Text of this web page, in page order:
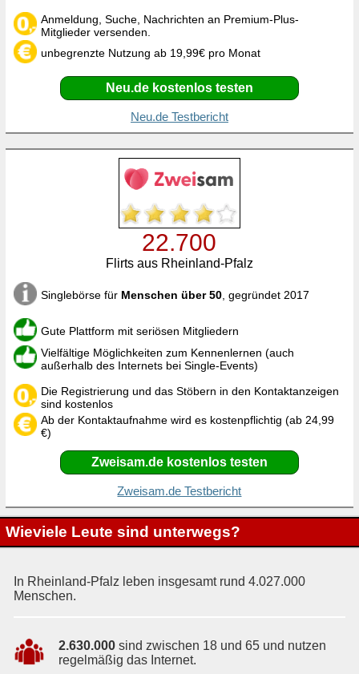
Anmeldung, Suche, Nachrichten an Premium-Plus-
Mitglieder versenden.
unbegrenzte Nutzung ab 19,99€ pro Monat
Neu.de kostenlos testen
Neu.de Testbericht
22.700
Flirts aus Rheinland-Pfalz
Singlebörse für Menschen über 50 , gegründet 2017
Gute Plattform mit seriösen Mitgliedern
Vielfältige Möglichkeiten zum Kennenlernen (auch
außerhalb des Internets bei Single-Events)
Die Registrierung und das Stöbern in den Kontaktanzeigen
sind kostenlos
Ab der Kontaktaufnahme wird es kostenpflichtig (ab 24,99
€)
Zweisam.de kostenlos testen
Zweisam.de Testbericht
Wieviele Leute sind unterwegs?
In Rheinland-Pfalz leben insgesamt rund 4.027.000
Menschen.
2.630.000 sind zwischen 18 und 65 und nutzen
regelmäßig das Internet.